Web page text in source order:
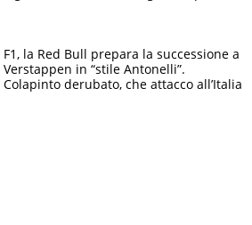
F1, la Red Bull prepara la successione a
Verstappen in “stile Antonelli”.
Colapinto derubato, che attacco all’Italia